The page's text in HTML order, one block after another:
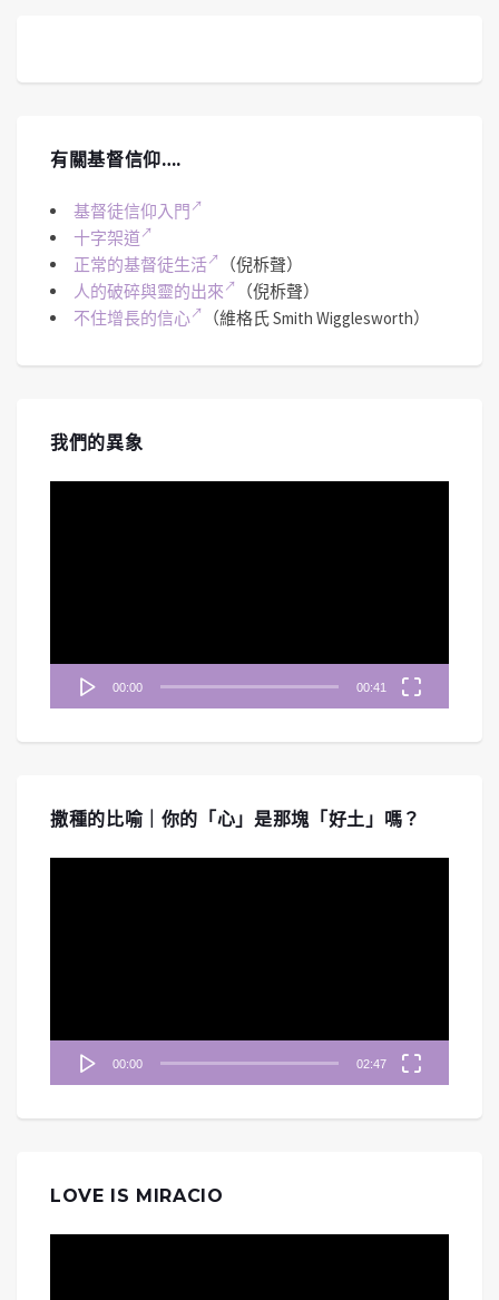
有關基督信仰….
基督徒信仰入門
十字架道
正常的基督徒生活
（倪柝聲）
人的破碎與靈的出來
（倪柝聲）
不住增長的信心
（維格氏 Smith Wigglesworth）
我們的異象
00:00 00:41
撒種的比喻｜你的「心」是那塊「好土」嗎？
00:00 02:47
LOVE IS MIRACIO